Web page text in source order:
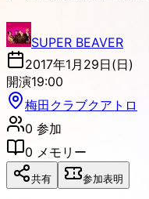
SUPER BEAVER
2017年1月29日(日)
開演19:00
梅田クラブクアトロ
0 参加
0 メモリー
共有 参加表明